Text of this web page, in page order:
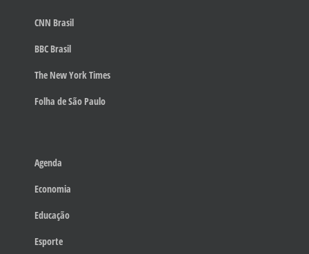
CNN Brasil
BBC Brasil
The New York Times
Folha de São Paulo
Agenda
Economia
Educação
Esporte